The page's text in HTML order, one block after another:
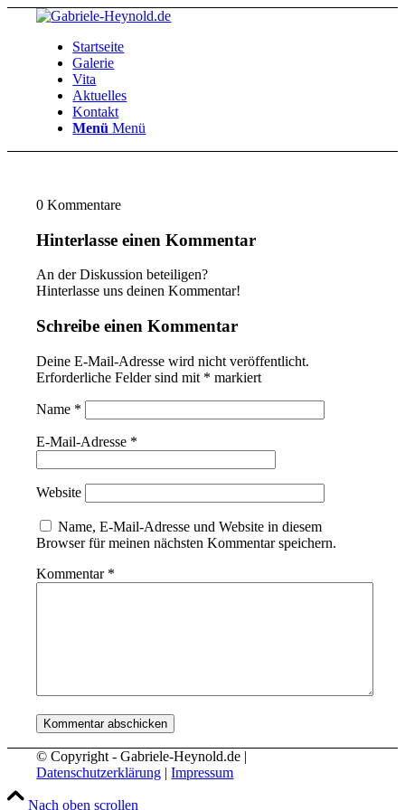
Startseite
Galerie
Vita
Aktuelles
Kontakt
Menü Menü
0 Kommentare
Hinterlasse einen Kommentar
An der Diskussion beteiligen?
Hinterlasse uns deinen Kommentar!
Schreibe einen Kommentar
Deine E-Mail-Adresse wird nicht veröffentlicht.
Erforderliche Felder sind mit * markiert
Name *
E-Mail-Adresse *
Website
Name, E-Mail-Adresse und Website in diesem
Browser für meinen nächsten Kommentar speichern.
Kommentar *
© Copyright - Gabriele-Heynold.de |
Datenschutzerklärung |Impressum
Nach oben scrollen